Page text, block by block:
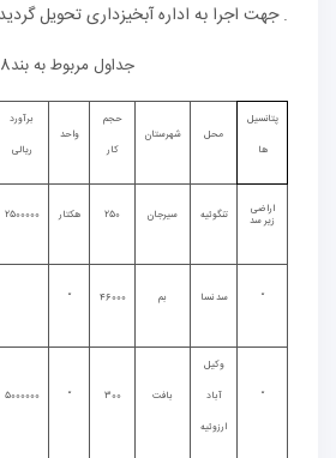
جهت اجرا به اداره آبخیزداری تحویل
جداول مربوط به بند8
پتانسیل
محل شهرستان
حجم
واحد
برآورد
ریالی
اراضی
زیر سد تنگوئیه سیرجان هکتار 2500000
سد نسا 46000
وکیل
آباد
ارزوئیه
بافت 300
5000000